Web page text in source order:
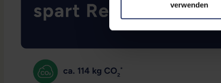
verwenden